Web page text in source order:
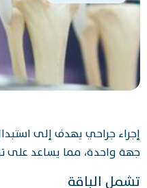
إجراء جراحي يهدف إلى
جهة واحدة، مما يساعد على
تشمل الباقة